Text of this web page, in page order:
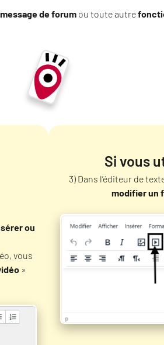
message de forum ou toute autre
ou
vous
»
Si vous
3) Dans l’éditeur de
modifier un